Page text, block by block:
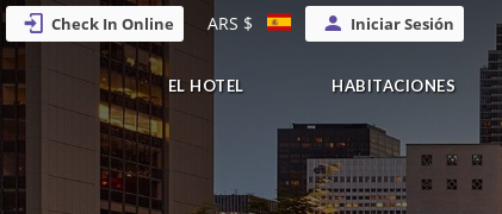
Check In Online ARS $ Iniciar Sesión
EL HOTEL HABITACIONES